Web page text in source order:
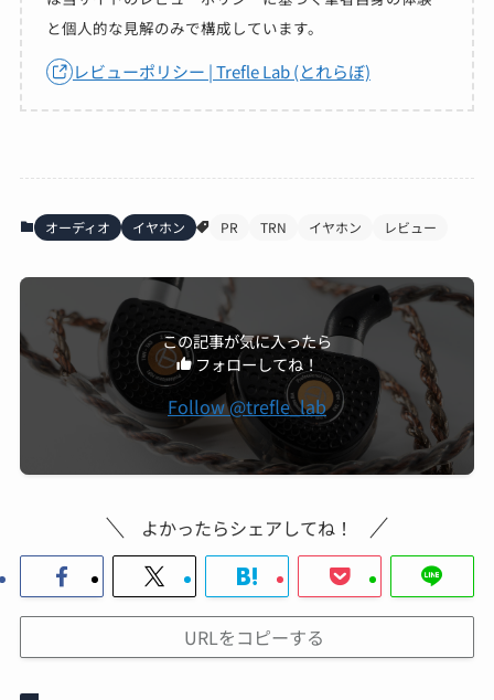
と個人的な見解のみで構成しています。
レビューポリシー | Trefle Lab (とれらぼ)
オーディオ イヤホン PR TRN イヤホン レビュー
この記事が気に入ったら
フォローしてね！
Follow @trefle_lab
よかったらシェアしてね！
URLをコピーする